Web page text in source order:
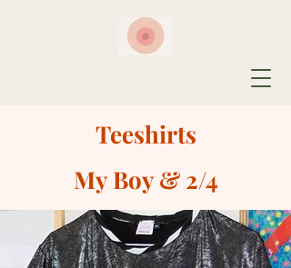
Teeshirts
My Boy & 2/4